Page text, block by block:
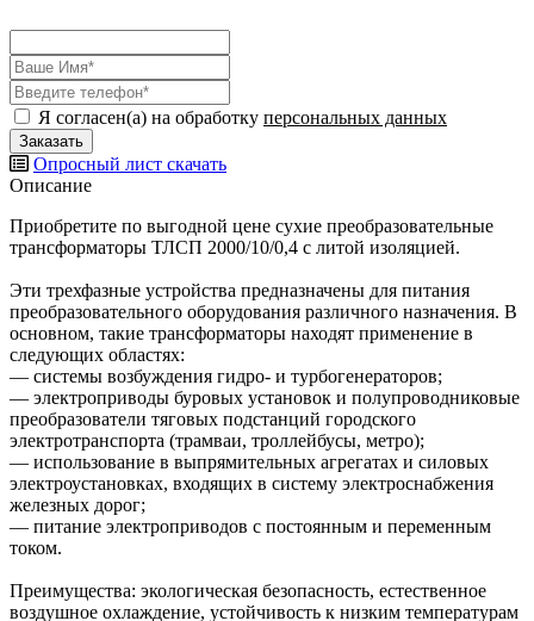
Я согласен(а) на обработку персональных данных
Опросный лист скачать
Описание
Приобретите по выгодной цене сухие преобразовательные
трансформаторы ТЛСП 2000/10/0,4 с литой изоляцией.
Эти трехфазные устройства предназначены для питания
преобразовательного оборудования различного назначения. В
основном, такие трансформаторы находят применение в
следующих областях:
— системы возбуждения гидро- и турбогенераторов;
— электроприводы буровых установок и полупроводниковые
преобразователи тяговых подстанций городского
электротранспорта (трамваи, троллейбусы, метро);
— использование в выпрямительных агрегатах и силовых
электроустановках, входящих в систему электроснабжения
железных дорог;
— питание электроприводов с постоянным и переменным
током.
Преимущества: экологическая безопасность, естественное
воздушное охлаждение, устойчивость к низким температурам